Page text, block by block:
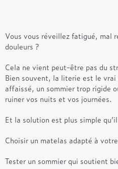
Vous vous réveillez fatigué, mal
douleurs ?
Cela ne vient peut-être pas du
Bien souvent, la literie est le
affaissé, un sommier trop rigide
ruiner vos nuits et vos journées.
Et la solution est plus simple
Choisir un matelas adapté à
Tester un sommier qui soutient